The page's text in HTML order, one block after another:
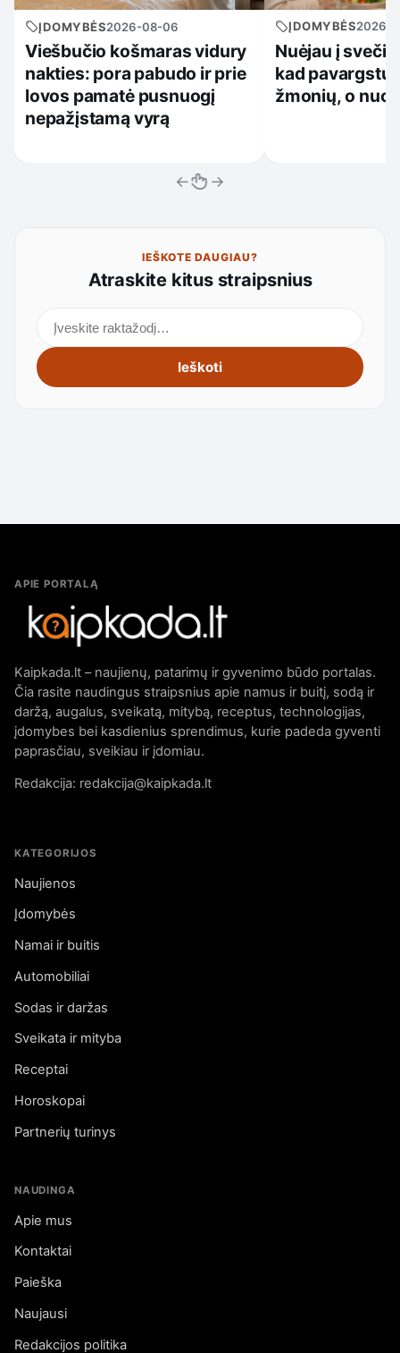
ĮDOMYBĖS2026-08-06
Viešbučio košmaras vidury
nakties: pora pabudo ir prie
lovos pamatė pusnuogį
nepažįstamą vyrą
ĮDOMYBĖS2026-
Nuėjau į
kad pavargstu
žmonių, o nuo
← →
IEŠKOTE DAUGIAU?
Atraskite kitus straipsnius
Ieškoti
APIE PORTALĄ
Kaipkada.lt – naujienų, patarimų ir gyvenimo būdo portalas.
Čia rasite naudingus straipsnius apie namus ir buitį, sodą ir
daržą, augalus, sveikatą, mitybą, receptus, technologijas,
įdomybes bei kasdienius sprendimus, kurie padeda gyventi
paprasčiau, sveikiau ir įdomiau.
Redakcija: redakcija@kaipkada.lt
KATEGORIJOS
Naujienos
Įdomybės
Namai ir buitis
Automobiliai
Sodas ir daržas
Sveikata ir mityba
Receptai
Horoskopai
Partnerių turinys
NAUDINGA
Apie mus
Kontaktai
Paieška
Naujausi
Redakcijos politika